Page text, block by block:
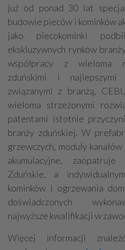
już od ponad 30 lat
budowie pieców i kominków
jako piecokominki
ekskluzywnych rynków
współpracy z wieloma
zduńskimi i najlepszymi
związanymi z branżą,
wieloma strzeżonymi
patentami istotnie
branży zduńskiej. W
grzewczych, moduły
akumulacyjne, zaopatruje
Zduńskie, a
kominków i ogrzewania
doświadczonych
najwyższe kwalifikacji w
Więcej informacji